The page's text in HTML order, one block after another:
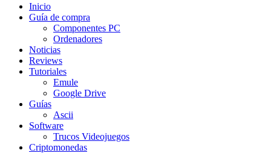
Inicio
Guía de compra
Componentes PC
Ordenadores
Noticias
Reviews
Tutoriales
Emule
Google Drive
Guías
Ascii
Software
Trucos Videojuegos
Criptomonedas